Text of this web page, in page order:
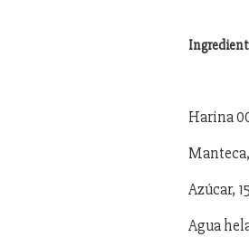
Harina
Azúcar,
Agua